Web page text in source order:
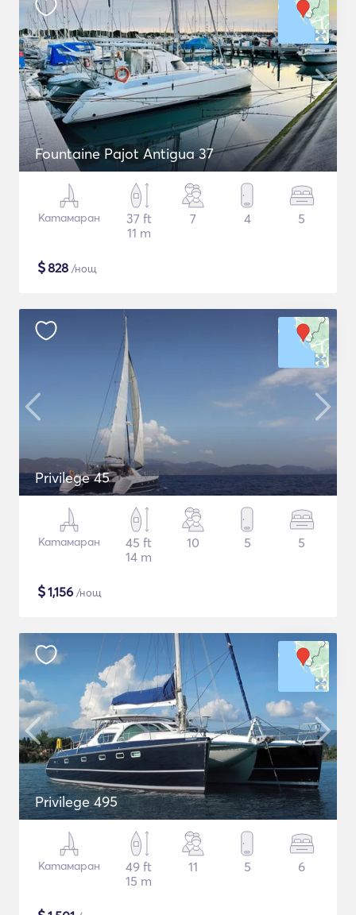
Fountaine Pajot Antigua 37
Катамаран
37 ft
11 m
7 4 5
$828 /нощ
Privilege 45
Катамаран
45 ft
14 m
10 5 5
$1,156 /нощ
Privilege 495
Катамаран
49 ft
15 m
11 5 6